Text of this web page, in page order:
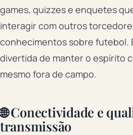
games, quizzes e enquetes
interagir com outros
conhecimentos sobre futebol.
divertida de manter o espírito
mesmo fora de campo.
🌐 Conectividade e
transmissão